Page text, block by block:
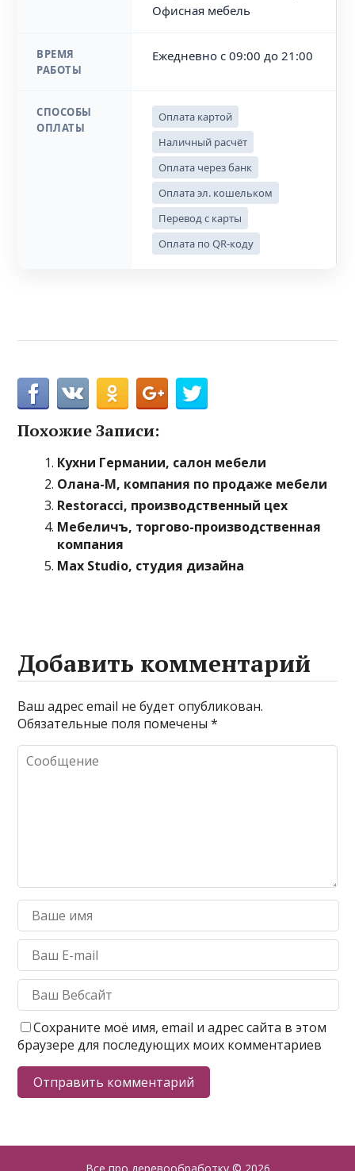
Офисная мебель
ВРЕМЯ
РАБОТЫ
Ежедневно с 09:00 до 21:00
СПОСОБЫ
ОПЛАТЫ
Оплата картой
Наличный расчёт
Оплата через банк
Оплата эл. кошельком
Перевод с карты
Оплата по QR-коду
Похожие Записи:
Кухни Германии, салон мебели
Олана-М, компания по продаже мебели
Restoracci, производственный цех
Мебеличъ, торгово-производственная
компания
Max Studio, студия дизайна
Добавить комментарий
Ваш адрес email не будет опубликован.
Обязательные поля помечены*
Сохраните моё имя, email и адрес сайта в этом
браузере для последующих моих комментариев